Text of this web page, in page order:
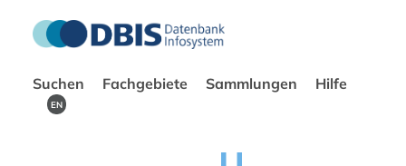
Suchen Fachgebiete Sammlungen Hilfe
EN